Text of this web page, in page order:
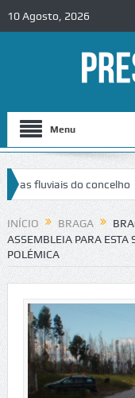
10 Agosto, 2026
Menu
do concelho
no IC2 em Alcobaça
INÍCIO BRAGA
ASSEMBLEIA PARA ESTA
POLÉMICA